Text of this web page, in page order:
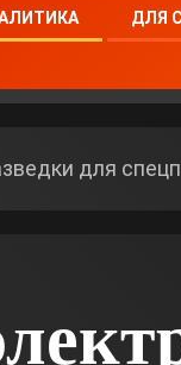
ДЛЯ
для